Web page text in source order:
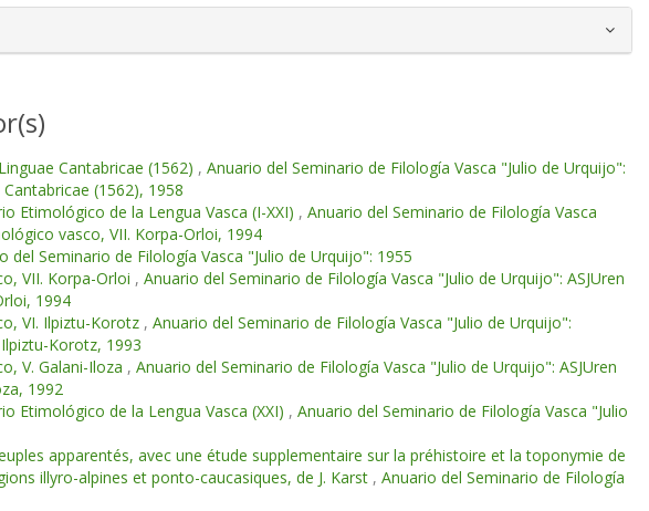
Cantabricae (1562) , Anuario del Seminario de Filología Vasca "Julio de Urquijo":
(1562), 1958
Etimológico de la Lengua Vasca (I-XXI) , Anuario del Seminario de Filología Vasca
vasco, VII. Korpa-Orloi, 1994
del Seminario de Filología Vasca "Julio de Urquijo": 1955
VII. Korpa-Orloi , Anuario del Seminario de Filología Vasca "Julio de Urquijo": ASJUren
1994
VI. Ilpiztu-Korotz , Anuario del Seminario de Filología Vasca "Julio de Urquijo":
Korotz, 1993
V. Galani-Iloza , Anuario del Seminario de Filología Vasca "Julio de Urquijo": ASJUren
1992
Etimológico de la Lengua Vasca (XXI) , Anuario del Seminario de Filología Vasca "Julio
apparentés, avec une étude supplementaire sur la préhistoire et la toponymie de
illyro-alpines et ponto-caucasiques, de J. Karst , Anuario del Seminario de Filología